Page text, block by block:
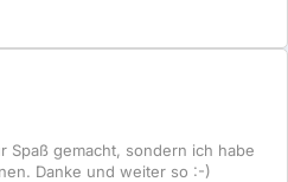
Spaß gemacht, sondern ich habe
Danke und weiter so :-)